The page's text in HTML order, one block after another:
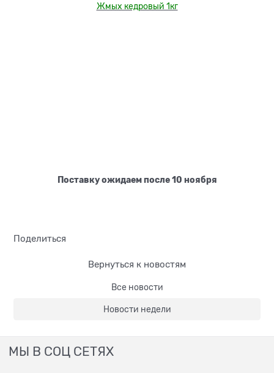
Жмых кедровый 1кг
Поставку ожидаем после 10 ноября
Поделиться
Вернуться к новостям
Все новости
Новости недели
МЫ В СОЦ СЕТЯХ